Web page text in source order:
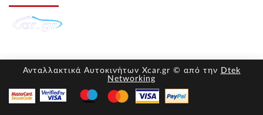
Ανταλλακτικά Αυτοκινήτων Xcar.gr © από την Dtek
Networking